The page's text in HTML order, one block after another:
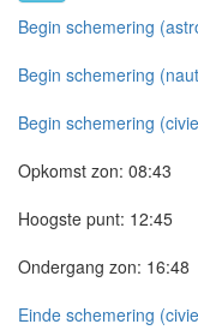
Begin schemering
Begin schemering
Begin schemering
Opkomst zon: 08:43
Hoogste punt: 12:45
Ondergang zon: 16:48
Einde schemering